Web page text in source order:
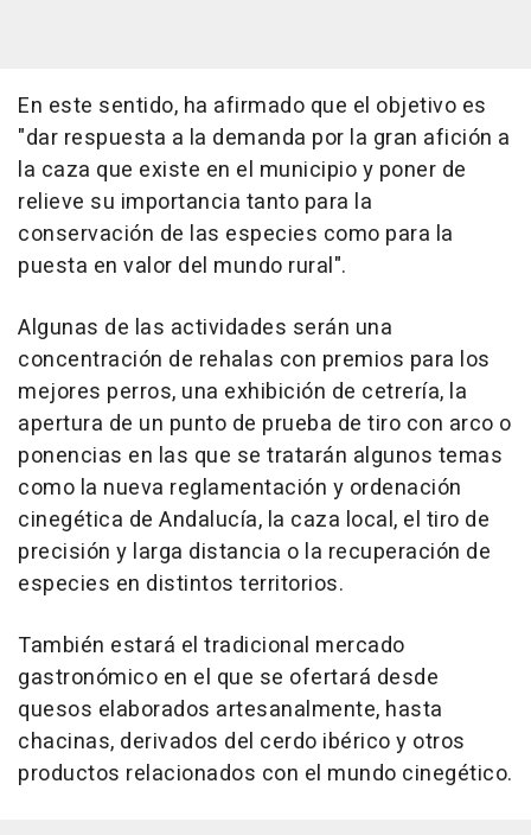
En este sentido, ha afirmado que el objetivo es
"dar respuesta a la demanda por la gran afición a
la caza que existe en el municipio y poner de
relieve su importancia tanto para la
conservación de las especies como para la
puesta en valor del mundo rural".
Algunas de las actividades serán una
concentración de rehalas con premios para los
mejores perros, una exhibición de cetrería, la
apertura de un punto de prueba de tiro con arco o
ponencias en las que se tratarán algunos temas
como la nueva reglamentación y ordenación
cinegética de Andalucía, la caza local, el tiro de
precisión y larga distancia o la recuperación de
especies en distintos territorios.
También estará el tradicional mercado
gastronómico en el que se ofertará desde
quesos elaborados artesanalmente, hasta
chacinas, derivados del cerdo ibérico y otros
productos relacionados con el mundo cinegético.